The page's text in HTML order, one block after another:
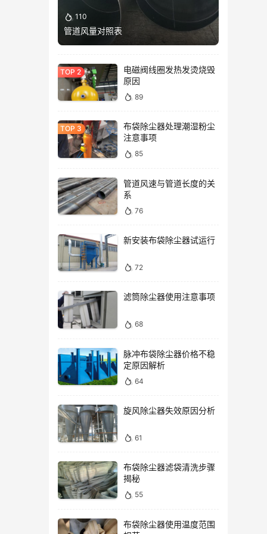
110
管道风量对照表
电磁阀线圈发热发烫烧毁
原因
89
布袋除尘器处理潮湿粉尘
注意事项
85
管道风速与管道长度的关
系
76
新安装布袋除尘器试运行
72
滤筒除尘器使用注意事项
68
脉冲布袋除尘器价格不稳
定原因解析
64
旋风除尘器失效原因分析
61
布袋除尘器滤袋清洗步骤
揭秘
55
布袋除尘器使用温度范围